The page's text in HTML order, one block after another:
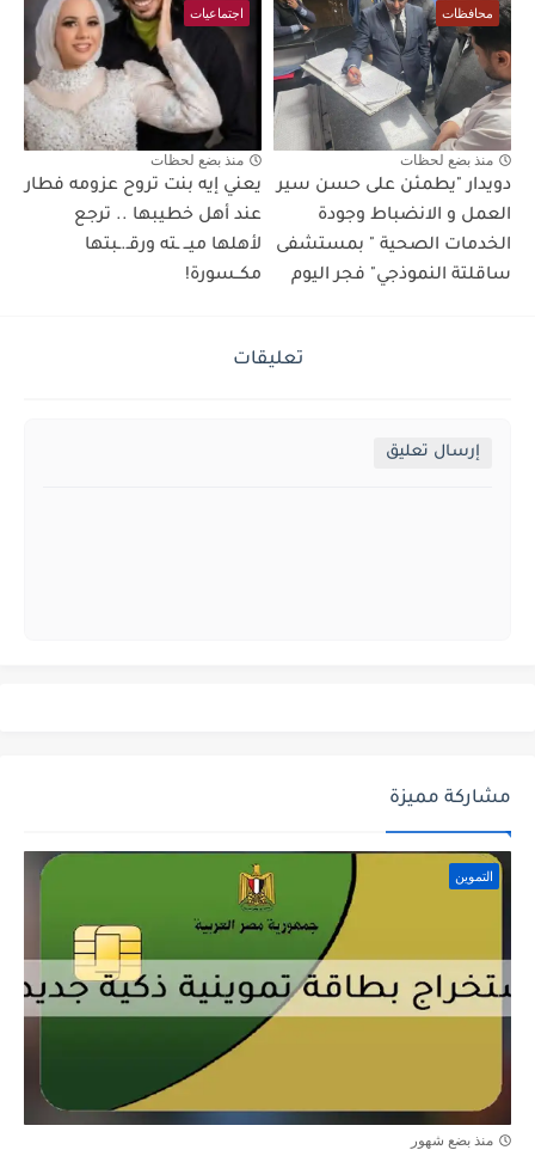
محافظات
منذ بضع لحظات
دويدار "يطمئن على حسن سير
العمل و الانضباط وجودة
الخدمات الصحية " بمستشفى
ساقلتة النموذجي" فجر اليوم
اجتماعيات
منذ بضع لحظات
يعني إيه بنت تروح عزومه فطار
عند أهل خطيبها .. ترجع
لأهلها ميــ ـته ورقـ.ـبتها
مكــسورة!
تعليقات
إرسال تعليق
مشاركة مميزة
التموين
منذ بضع شهور